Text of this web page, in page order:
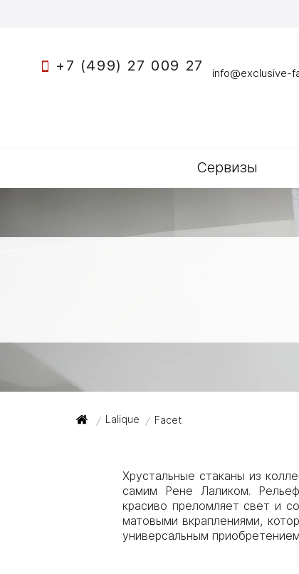
+7 (499) 27 009 27 info@exclusive-
Сервизы
/ Lalique / Facet
Хрустальные стаканы из
самим Рене Лаликом.
красиво преломляет свет и
матовыми вкраплениями,
универсальным